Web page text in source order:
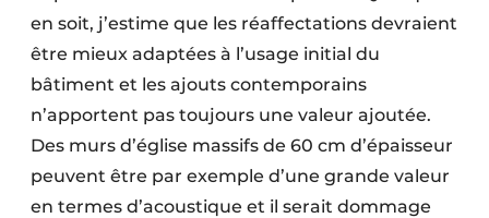
en soit, j’estime que les réaffectations devraient
être mieux adaptées à l’usage initial du
bâtiment et les ajouts contemporains
n’apportent pas toujours une valeur ajoutée.
Des murs d’église massifs de 60 cm d’épaisseur
peuvent être par exemple d’une grande valeur
en termes d’acoustique et il serait dommage